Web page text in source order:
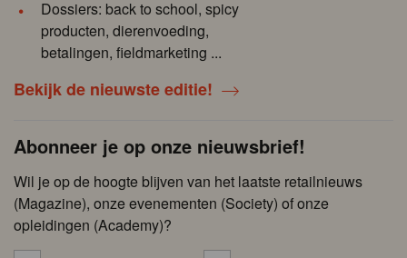
Dossiers: back to school, spicy
producten, dierenvoeding,
betalingen, fieldmarketing ...
Bekijk de nieuwste editie!
Abonneer je op onze nieuwsbrief!
Wil je op de hoogte blijven van het laatste retailnieuws
(Magazine), onze evenementen (Society) of onze
opleidingen (Academy)?